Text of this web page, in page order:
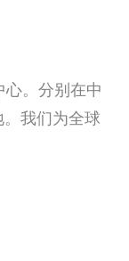
。分别在中
我们为全球